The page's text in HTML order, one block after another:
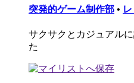
突発的ゲーム制作部 •
サクサクとカジュアル
た